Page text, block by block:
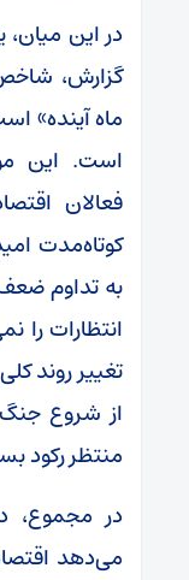
در این
گزارش،
است. این
فعالان
کوتاه‌مدت
به تداوم
انتظارات را
تغییر روند
منتظر رکود
در مجموع،
می‌دهد